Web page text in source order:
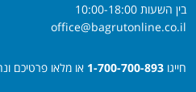
בין השעות 10:00-18:00
office@bagrutonline.co.il
חייגו 1-700-700-893 או מלאו פרטיכם